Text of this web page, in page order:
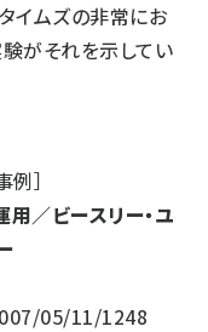
イムズの非常にお
がそれを示してい
］
／ビースリー・ユ
05/11/1248